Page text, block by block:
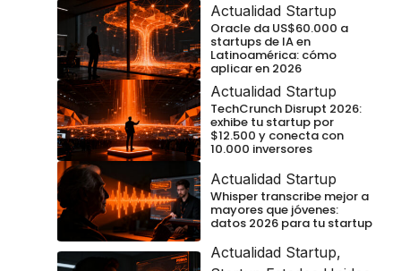
Actualidad Startup
Oracle da US$60.000 a
startups de IA en
Latinoamérica: cómo
aplicar en 2026
Actualidad Startup
TechCrunch Disrupt 2026:
exhibe tu startup por
$12.500 y conecta con
10.000 inversores
Actualidad Startup
Whisper transcribe mejor a
mayores que jóvenes:
datos 2026 para tu startup
Actualidad Startup,